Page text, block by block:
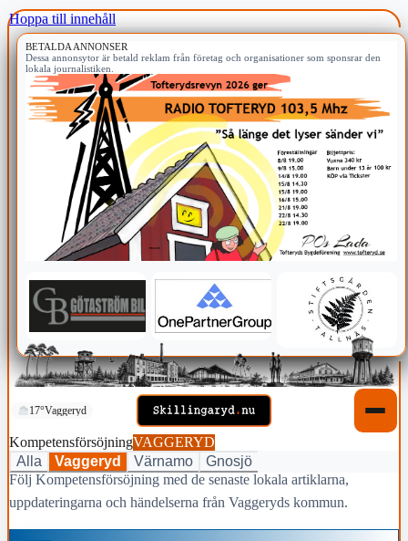
Hoppa till innehåll
BETALDA ANNONSER
Dessa annonsytor är betald reklam från företag och organisationer som sponsrar den
lokala journalistiken.
17°Vaggeryd
KompetensförsöjningVAGGERYD
Alla
Vaggeryd Värnamo
Gnosjö
Följ Kompetensförsöjning med de senaste lokala artiklarna,
uppdateringarna och händelserna från Vaggeryds kommun.